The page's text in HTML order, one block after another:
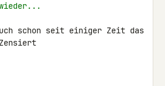
wieder...
schon seit einiger Zeit das